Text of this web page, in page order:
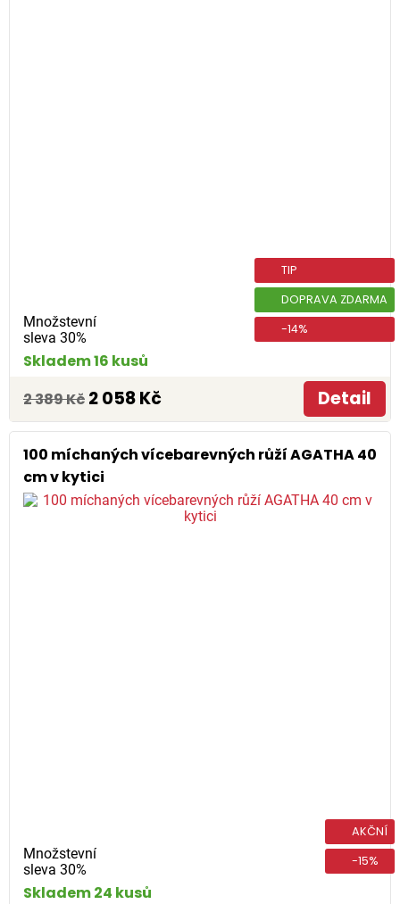
Množstevní
sleva 30%
TIP
DOPRAVA ZDARMA
-14%
Skladem 16 kusů
2 389 Kč 2 058 Kč Detail
100 míchaných vícebarevných růží AGATHA 40
cm v kytici
Množstevní
sleva 30%
AKČNÍ
-15%
Skladem 24 kusů